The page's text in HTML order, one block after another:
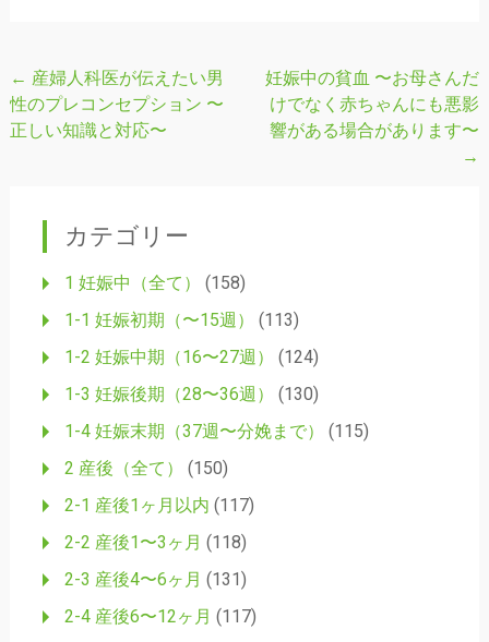
投
稿
← 産婦人科医が伝えたい男
性のプレコンセプション 〜
正しい知識と対応〜
妊娠中の貧血 〜お母さんだ
けでなく赤ちゃんにも悪影
響がある場合があります〜
→
カテゴリー
1 妊娠中（全て）
(158)
1-1 妊娠初期（〜15週）
(113)
1-2 妊娠中期（16〜27週）
(124)
1-3 妊娠後期（28〜36週）
(130)
1-4 妊娠末期（37週〜分娩まで）
(115)
2 産後（全て）
(150)
2-1 産後1ヶ月以内 (117)
2-2 産後1〜3ヶ月 (118)
2-3 産後4〜6ヶ月 (131)
2-4 産後6〜12ヶ月 (117)